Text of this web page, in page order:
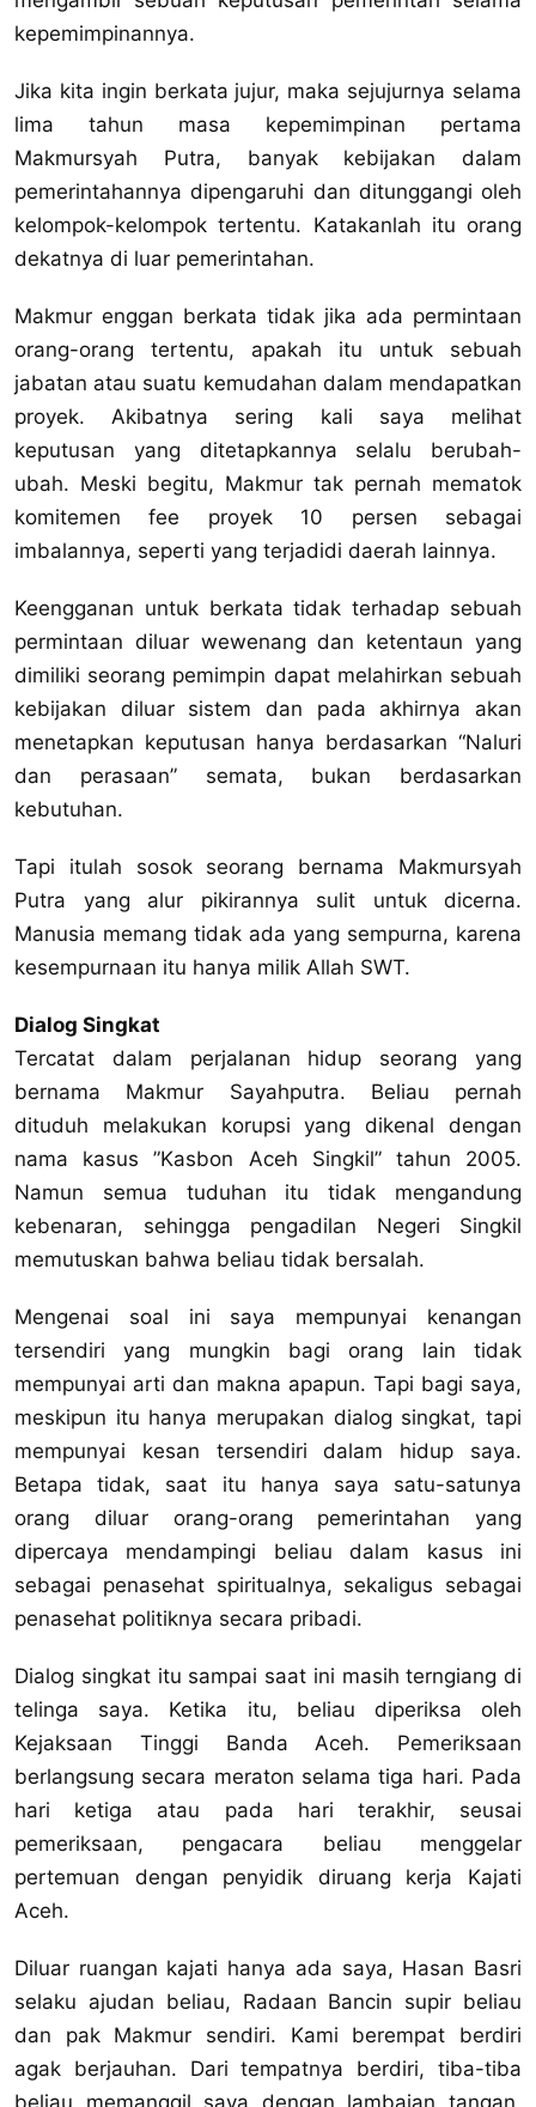
kepemimpinannya.
Jika kita ingin berkata jujur, maka sejujurnya selama
lima tahun masa kepemimpinan pertama
Makmursyah Putra, banyak kebijakan dalam
pemerintahannya dipengaruhi dan ditunggangi oleh
kelompok-kelompok tertentu. Katakanlah itu orang
dekatnya di luar pemerintahan.
Makmur enggan berkata tidak jika ada permintaan
orang-orang tertentu, apakah itu untuk sebuah
jabatan atau suatu kemudahan dalam mendapatkan
proyek. Akibatnya sering kali saya melihat
keputusan yang ditetapkannya selalu berubah-
ubah. Meski begitu, Makmur tak pernah mematok
komitemen fee proyek 10 persen sebagai
imbalannya, seperti yang terjadidi daerah lainnya.
Keengganan untuk berkata tidak terhadap sebuah
permintaan diluar wewenang dan ketentaun yang
dimiliki seorang pemimpin dapat melahirkan sebuah
kebijakan diluar sistem dan pada akhirnya akan
menetapkan keputusan hanya berdasarkan “Naluri
dan perasaan” semata, bukan berdasarkan
kebutuhan.
Tapi itulah sosok seorang bernama Makmursyah
Putra yang alur pikirannya sulit untuk dicerna.
Manusia memang tidak ada yang sempurna, karena
kesempurnaan itu hanya milik Allah SWT.
Dialog Singkat
Tercatat dalam perjalanan hidup seorang yang
bernama Makmur Sayahputra. Beliau pernah
dituduh melakukan korupsi yang dikenal dengan
nama kasus ”Kasbon Aceh Singkil” tahun 2005.
Namun semua tuduhan itu tidak mengandung
kebenaran, sehingga pengadilan Negeri Singkil
memutuskan bahwa beliau tidak bersalah.
Mengenai soal ini saya mempunyai kenangan
tersendiri yang mungkin bagi orang lain tidak
mempunyai arti dan makna apapun. Tapi bagi saya,
meskipun itu hanya merupakan dialog singkat, tapi
mempunyai kesan tersendiri dalam hidup saya.
Betapa tidak, saat itu hanya saya satu-satunya
orang diluar orang-orang pemerintahan yang
dipercaya mendampingi beliau dalam kasus ini
sebagai penasehat spiritualnya, sekaligus sebagai
penasehat politiknya secara pribadi.
Dialog singkat itu sampai saat ini masih terngiang di
telinga saya. Ketika itu, beliau diperiksa oleh
Kejaksaan Tinggi Banda Aceh. Pemeriksaan
berlangsung secara meraton selama tiga hari. Pada
hari ketiga atau pada hari terakhir, seusai
pemeriksaan, pengacara beliau menggelar
pertemuan dengan penyidik diruang kerja Kajati
Aceh.
Diluar ruangan kajati hanya ada saya, Hasan Basri
selaku ajudan beliau, Radaan Bancin supir beliau
dan pak Makmur sendiri. Kami berempat berdiri
agak berjauhan. Dari tempatnya berdiri, tiba-tiba